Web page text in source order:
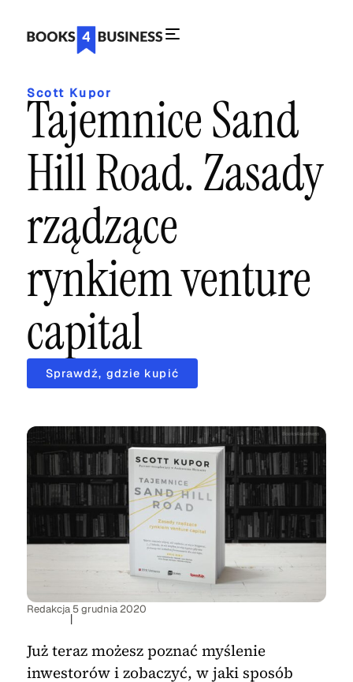
Scott Kupor
Tajemnice Sand
Hill Road. Zasady
rządzące
rynkiem venture
capital
Sprawdź, gdzie kupić
Redakcja
|
5 grudnia 2020
Już teraz możesz poznać myślenie
inwestorów i zobaczyć, w jaki sposób